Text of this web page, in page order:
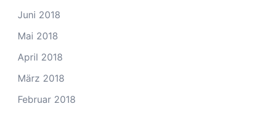
Juni 2018
Mai 2018
April 2018
März 2018
Februar 2018